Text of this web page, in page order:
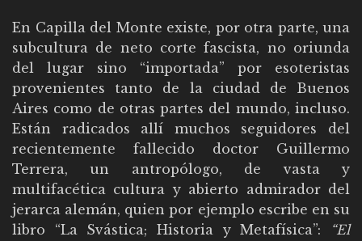
En Capilla del Monte existe, por otra parte, una
subcultura de neto corte fascista, no oriunda
del lugar sino “importada” por esoteristas
provenientes tanto de la ciudad de Buenos
Aires como de otras partes del mundo, incluso.
Están radicados allí muchos seguidores del
recientemente fallecido doctor Guillermo
Terrera, un antropólogo, de vasta y
multifacética cultura y abierto admirador del
jerarca alemán, quien por ejemplo escribe en su
libro “La Svástica; Historia y Metafísica”:
“El